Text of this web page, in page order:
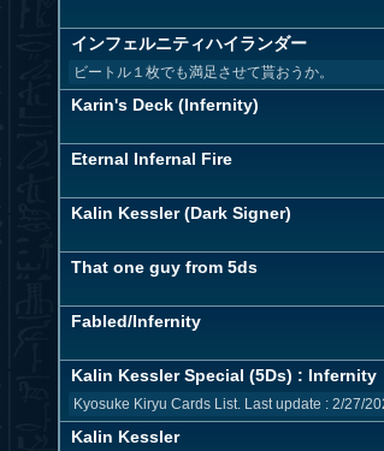
インフェルニティハイランダー
ビートル１枚でも満足させて貰おうか。
Karin's Deck (Infernity)
Eternal Infernal Fire
Kalin Kessler (Dark Signer)
That one guy from 5ds
Fabled/Infernity
Kalin Kessler Special (5Ds) : Infernity
Kyosuke Kiryu Cards List. Last update : 2/27/
Kalin Kessler